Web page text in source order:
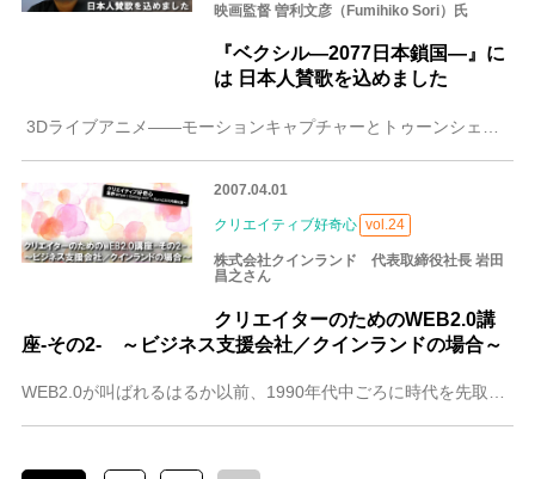
映画監督 曽利文彦（Fumihiko Sori）氏
『ベクシル―2077日本鎖国―』に
は 日本人賛歌を込めました
2007.04.01
クリエイティブ好奇心 vol.24
株式会社クインランド 代表取締役社長 岩田
昌之さん
クリエイターのためのWEB2.0講
座-その2- ～ビジネス支援会社／クインランドの場合～
WEB2.0が叫ばれるはるか以前、1990年代中ごろに時代を先取りしたアプローチをし、事業としていた企業。それが株式会社クインランド（ヘラクレス市場上場）である